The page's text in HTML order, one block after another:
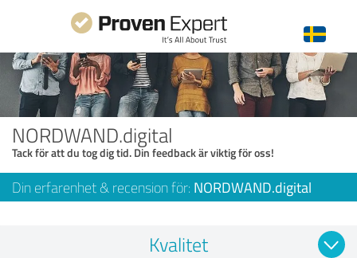
NORDWAND.digital
Tack för att du tog dig tid. Din feedback är viktig för oss!
Din erfarenhet & recension för: NORDWAND.digital
Kvalitet